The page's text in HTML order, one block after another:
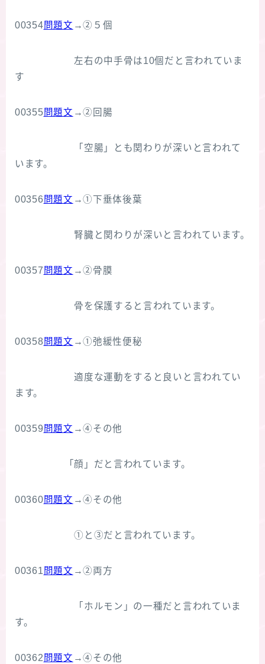
00354問題文 →②５個
左右の中手骨は10個だと言われていま
す
00355問題文 →②回腸
「空腸」とも関わりが深いと言われて
います。
00356問題文 →①下垂体後葉
腎臓と関わりが深いと言われています。
00357 問題文 →②骨膜
骨を保護すると言われています。
00358問題文 →①弛緩性便秘
適度な運動をすると良いと言われてい
ます。
00359 問題文 →④その他
「顔」だと言われています。
00360問題文 →④その他
①と③だと言われています。
00361 問題文 →②両方
「ホルモン」の一種だと言われていま
す。
00362 問題文 →④その他